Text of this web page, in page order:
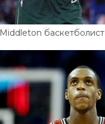
Middleton баскетболист